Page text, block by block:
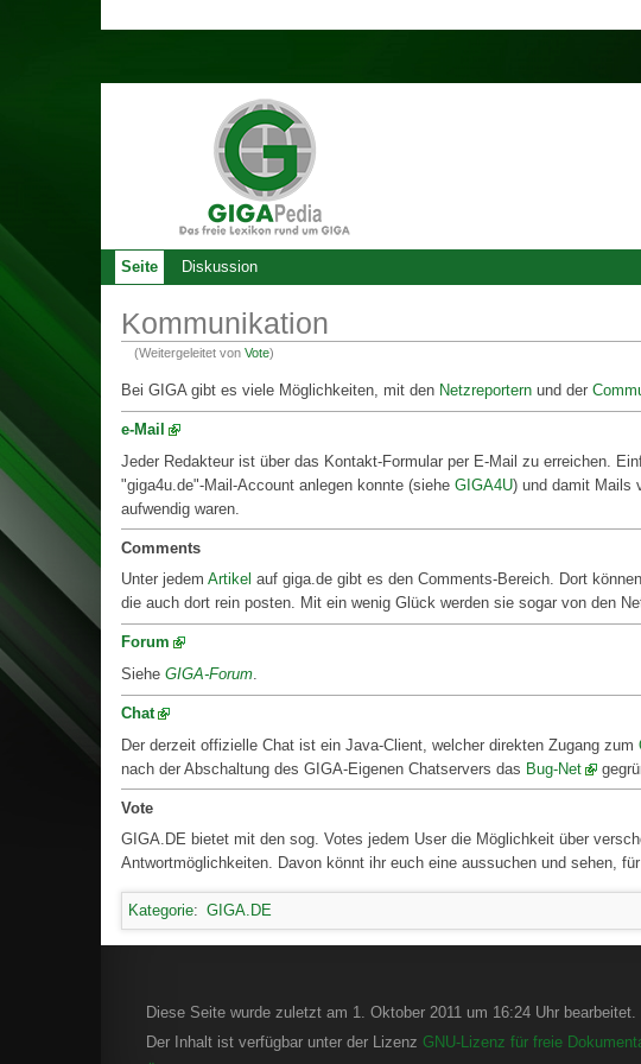
Kommunikation
(Weitergeleitet vonVote)
Bei GIGA gibt es viele Möglichkeiten, mit den Netzreportern und der
e-Mail
Jeder Redakteur ist über das Kontakt-Formular per E-Mail zu erreichen.
"giga4u.de"-Mail-Account anlegen konnte (siehe GIGA4U) und damit Mails
aufwendig waren.
Comments
Unter jedem Artikel auf giga.de gibt es den Comments-Bereich. Dort
die auch dort rein posten. Mit ein wenig Glück werden sie sogar von den
Forum
Siehe GIGA-Forum.
Chat
Der derzeit offizielle Chat ist ein Java-Client, welcher direkten Zugang zum
nach der Abschaltung des GIGA-Eigenen Chatservers das Bug-Net
Vote
GIGA.DE bietet mit den sog. Votes jedem User die Möglichkeit über
Antwortmöglichkeiten. Davon könnt ihr euch eine aussuchen und sehen,
Kategorie: GIGA.DE
Seite Diskussion
Diese Seite wurde zuletzt am 1. Oktober 2011 um 16:24 Uhr bearbeitet.
Der Inhalt ist verfügbar unter der Lizenz GNU-Lizenz für freie